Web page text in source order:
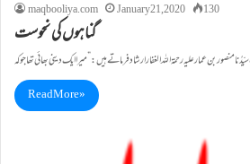
maqbooliya.com January 21, 2020 130
گناہوں کی نحوست
Read More »